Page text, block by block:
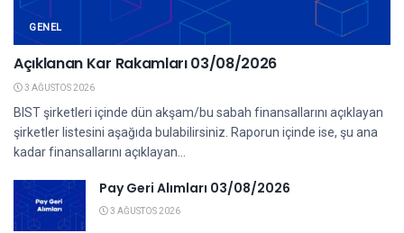
GENEL
Açıklanan Kar Rakamları 03/08/2026
3 AĞUSTOS 2026
BIST şirketleri içinde dün akşam/bu sabah finansallarını açıklayan
şirketler listesini aşağıda bulabilirsiniz. Raporun içinde ise, şu ana
kadar finansallarını açıklayan...
Pay Geri Alımları 03/08/2026
3 AĞUSTOS 2026